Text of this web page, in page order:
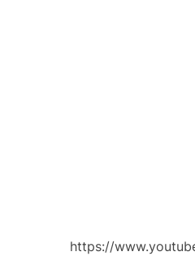
https://